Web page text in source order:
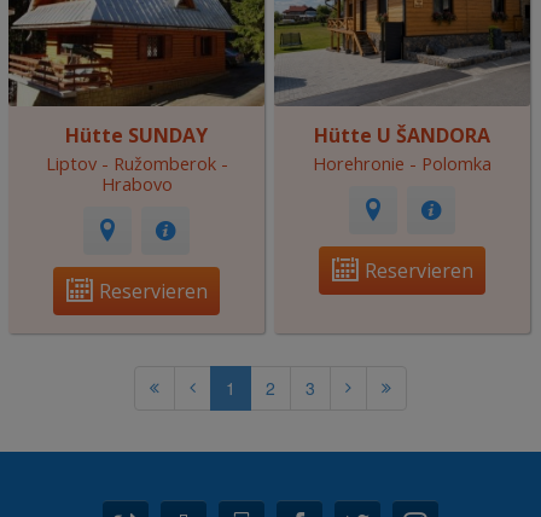
Hütte SUNDAY
Liptov - Ružomberok -
Hrabovo
Reservieren
Hütte U ŠANDORA
Horehronie - Polomka
Reservieren
1 2 3